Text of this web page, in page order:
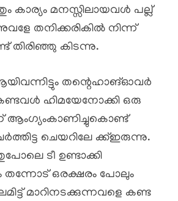
കാര്യം മനസ്സിലായവൾ പല്ല്
തനിക്കരികിൽ നിന്ന്
തിരിഞ്ഞു കിടന്നു.
തന്റെഹാങ്ഓവർ
കണ്ടവൾ ഹിമയേനോക്കി ഒരു
ആംഗ്യംകാണിച്ചുകൊണ്ട്
ചെയറിലേ ക്ക്ഇരുന്നു.
ടീ ഉണ്ടാക്കി
തന്നോട് ഒരക്ഷരം പോലും
മാറിനടക്കുന്നവളെ കണ്ട